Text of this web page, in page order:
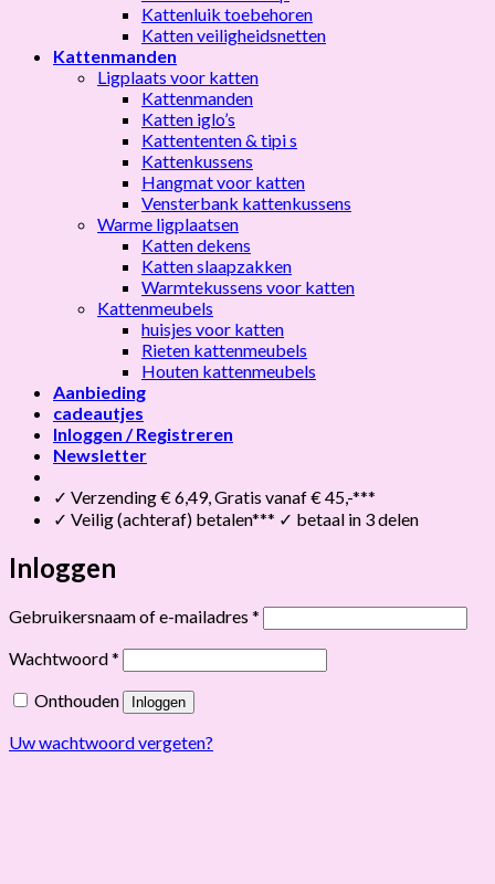
Kattenluik toebehoren
Katten veiligheidsnetten
Kattenmanden
Ligplaats voor katten
Kattenmanden
Katten iglo’s
Kattententen & tipi s
Kattenkussens
Hangmat voor katten
Vensterbank kattenkussens
Warme ligplaatsen
Katten dekens
Katten slaapzakken
Warmtekussens voor katten
Kattenmeubels
huisjes voor katten
Rieten kattenmeubels
Houten kattenmeubels
Aanbieding
cadeautjes
Inloggen / Registreren
Newsletter
✓ Verzending € 6,49, Gratis vanaf € 45,-***
✓ Veilig (achteraf) betalen*** ✓ betaal in 3 delen
Inloggen
Gebruikersnaam of e-mailadres *
Wachtwoord*
Onthouden Inloggen
Uw wachtwoord vergeten?